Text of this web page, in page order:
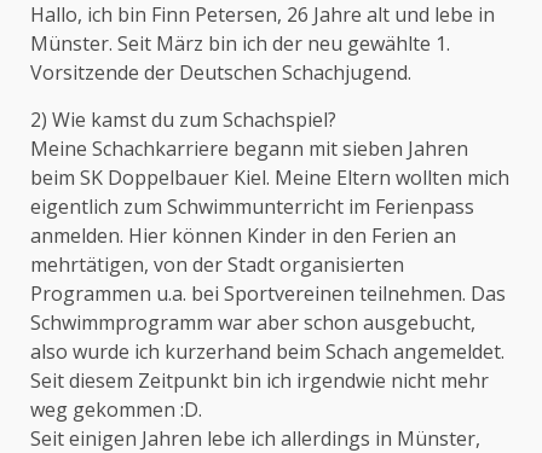
Hallo, ich bin Finn Petersen, 26 Jahre alt und lebe in
Münster. Seit März bin ich der neu gewählte 1.
Vorsitzende der Deutschen Schachjugend.
2) Wie kamst du zum Schachspiel?
Meine Schachkarriere begann mit sieben Jahren
beim SK Doppelbauer Kiel. Meine Eltern wollten mich
eigentlich zum Schwimmunterricht im Ferienpass
anmelden. Hier können Kinder in den Ferien an
mehrtätigen, von der Stadt organisierten
Programmen u.a. bei Sportvereinen teilnehmen. Das
Schwimmprogramm war aber schon ausgebucht,
also wurde ich kurzerhand beim Schach angemeldet.
Seit diesem Zeitpunkt bin ich irgendwie nicht mehr
weg gekommen :D.
Seit einigen Jahren lebe ich allerdings in Münster,